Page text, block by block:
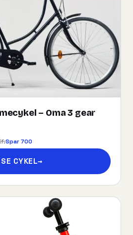
– Oma 3 gear
Spar 700
SE CYKEL→